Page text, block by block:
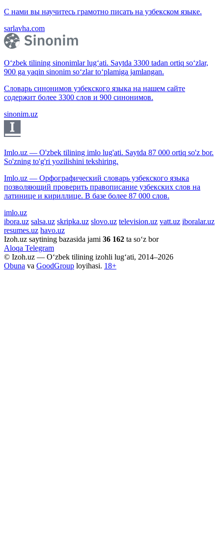
С нами вы научитесь грамотно писать на узбекском языке.
sarlavha.com
O‘zbek tilining sinonimlar lug‘ati. Saytda 3300 tadan ortiq so‘zlar,
900 ga yaqin sinonim so‘zlar to‘plamiga jamlangan.
Словарь синонимов узбекского языка на нашем сайте
содержит более 3300 слов и 900 синонимов.
sinonim.uz
Imlo.uz — O'zbek tilining imlo lug'ati. Saytda 87 000 ortiq so'z bor.
So'zning to'g'ri yozilishini tekshiring.
Imlo.uz — Орфографический словарь узбекского языка
позволяющий проверить правописание узбекских слов на
латинице и кириллице. В базе более 87 000 слов.
imlo.uz
ibora.uz salsa.uz skripka.uz slovo.uz television.uz vatt.uz iboralar.uz
resumes.uz havo.uz
Izoh.uz saytining bazasida jami 36 162 ta so‘z bor
Aloqa Telegram
© Izoh.uz — O‘zbek tilining izohli lug‘ati, 2014–2026
Obuna va GoodGroup loyihasi. 18+